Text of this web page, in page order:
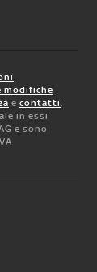
modifiche
e contatti.
in essi
e sono